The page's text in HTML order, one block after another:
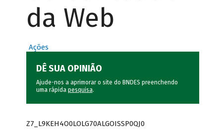
da Web
Ações
DÊ SUA OPINIÃO
Ajude-nos a aprimorar o site do BNDES preenchendo
uma rápida pesquisa.
Z7_L9KEH4O0LOLG70ALGOISSP0QJ0